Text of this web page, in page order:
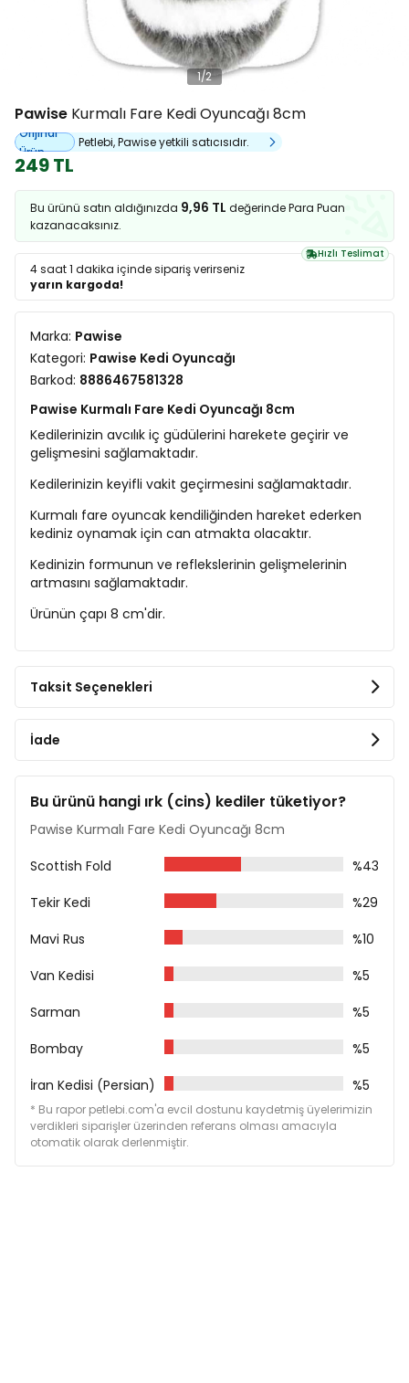
1/2
Pawise Kurmalı Fare Kedi Oyuncağı 8cm
Orijinal
Ürün
Petlebi, Pawise yetkili satıcısıdır.
249 TL
Bu ürünü satın aldığınızda 9,96 TL değerinde Para Puan
kazanacaksınız.
Hızlı Teslimat
4 saat 1 dakika içinde sipariş verirseniz
yarın kargoda!
Marka: Pawise
Kategori: Pawise Kedi Oyuncağı
Barkod: 8886467581328
Pawise Kurmalı Fare Kedi Oyuncağı 8cm
Kedilerinizin avcılık iç güdülerini harekete geçirir ve
gelişmesini sağlamaktadır.
Kedilerinizin keyifli vakit geçirmesini sağlamaktadır.
Kurmalı fare oyuncak kendiliğinden hareket ederken
kediniz oynamak için can atmakta olacaktır.
Kedinizin formunun ve reflekslerinin gelişmelerinin
artmasını sağlamaktadır.
Ürünün çapı 8 cm'dir.
Taksit Seçenekleri
İade
Bu ürünü hangi ırk (cins) kediler tüketiyor?
Pawise Kurmalı Fare Kedi Oyuncağı 8cm
Scottish Fold
%43
Tekir Kedi
%29
Mavi Rus
%10
Van Kedisi
%5
Sarman
%5
Bombay
%5
İran Kedisi (Persian)
%5
* Bu rapor petlebi.com'a evcil dostunu kaydetmiş üyelerimizin
verdikleri siparişler üzerinden referans olması amacıyla
otomatik olarak derlenmiştir.